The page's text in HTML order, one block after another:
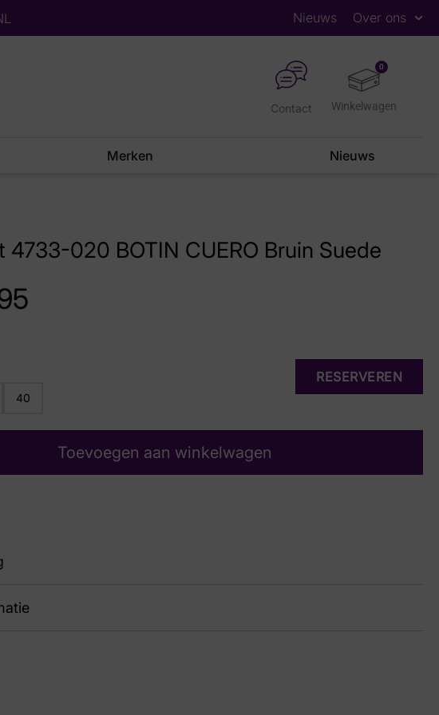
Nieuws Over ons
0
Contact
Merken Nieuws
4733-020 BOTIN CUERO Bruin Suede
RESERVEREN
40
Toevoegen aan winkelwagen
BOTIN CUERO